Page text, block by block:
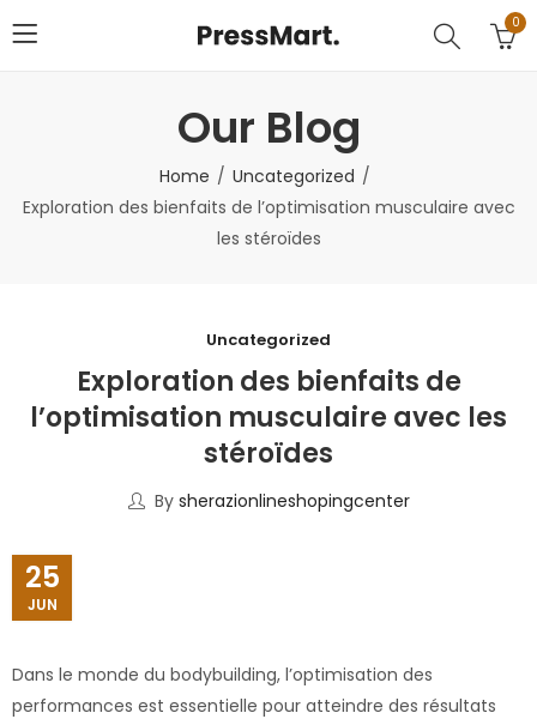
0
Our Blog
Home
Uncategorized
Exploration des bienfaits de l’optimisation musculaire avec
les stéroïdes
Uncategorized
Exploration des bienfaits de
l’optimisation musculaire avec les
stéroïdes
By sherazionlineshopingcenter
25
JUN
Dans le monde du bodybuilding, l’optimisation des
performances est essentielle pour atteindre des résultats